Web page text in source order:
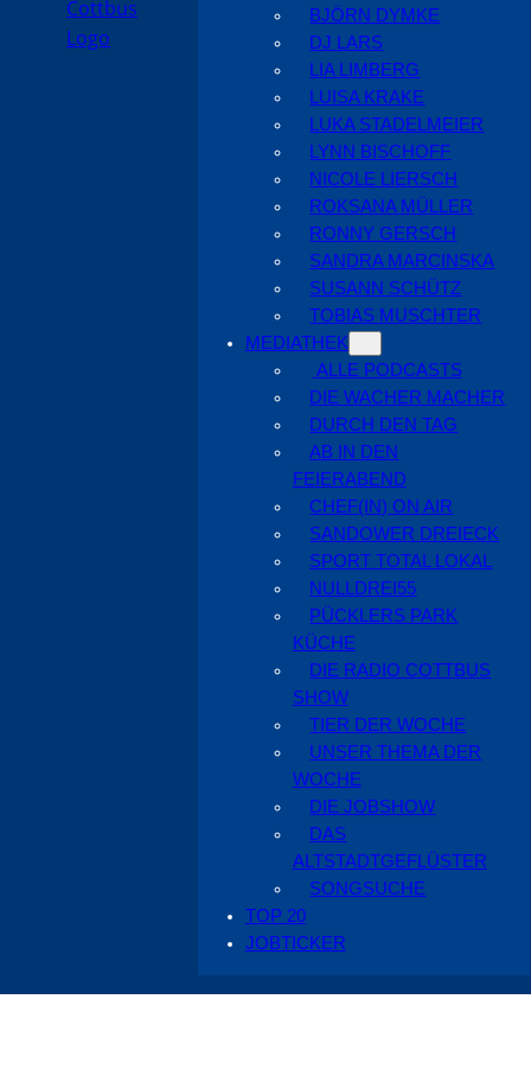
BJÖRN DYMKE
DJ LARS
LIA LIMBERG
LUISA KRAKE
LUKA STADELMEIER
LYNN BISCHOFF
NICOLE LIERSCH
ROKSANA MÜLLER
RONNY GERSCH
SANDRA MARCINSKA
SUSANN SCHÜTZ
TOBIAS MUSCHTER
MEDIATHEK
ALLE PODCASTS
DIE WACHER MACHER
DURCH DEN TAG
AB IN DEN
FEIERABEND
CHEF(IN) ON AIR
SANDOWER DREIECK
SPORT TOTAL LOKAL
NULLDREI55
PÜCKLERS PARK
KÜCHE
DIE RADIO COTTBUS
SHOW
TIER DER WOCHE
UNSER THEMA DER
WOCHE
DIE JOBSHOW
DAS
ALTSTADTGEFLÜSTER
SONGSUCHE
TOP 20
JOBTICKER